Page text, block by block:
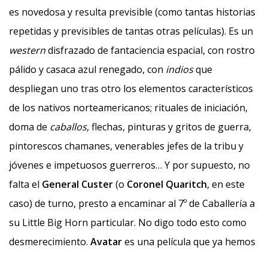
es novedosa y resulta previsible (como tantas historias
repetidas y previsibles de tantas otras películas). Es un
westerndisfrazado de fantaciencia espacial, con rostro
pálido y casaca azul renegado, con indiosque
despliegan uno tras otro los elementos característicos
de los nativos norteamericanos; rituales de iniciación,
doma de caballos, flechas, pinturas y gritos de guerra,
pintorescos chamanes, venerables jefes de la tribu y
jóvenes e impetuosos guerreros… Y por supuesto, no
falta el General Custer(o Coronel Quaritch, en este
caso) de turno, presto a encaminar al 7º de Caballería a
su Little Big Horn particular. No digo todo esto como
desmerecimiento. Avatares una película que ya hemos